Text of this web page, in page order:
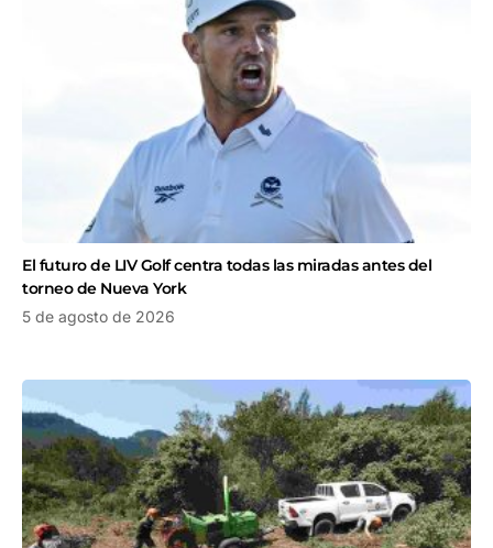
El futuro de LIV Golf centra todas las miradas antes del
torneo de Nueva York
5 de agosto de 2026